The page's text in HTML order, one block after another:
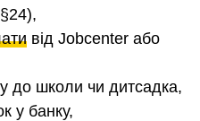
від Jobcenter або
до школи чи дитсадка,
у банку,